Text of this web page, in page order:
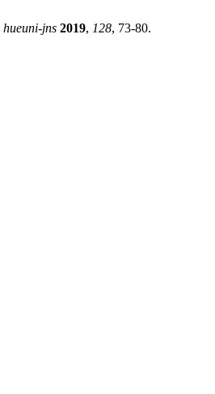
hueuni-jns 2019, 128, 73-80.